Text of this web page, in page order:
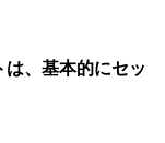
、基本的にセッ